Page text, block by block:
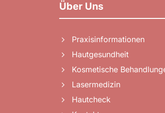
Über Uns
Praxisinformationen
Hautgesundheit
Kosmetische
Lasermedizin
Hautcheck